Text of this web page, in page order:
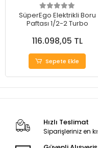
SüperEgo Elektrikli Boru
Paftası 1/2-2 Turbo
116.098,05 TL
Sepete Ekle
Hızlı Teslimat
Siparişleriniz en